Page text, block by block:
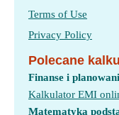
Terms of Use
Privacy Policy
Polecane
Finanse i
Kalkulator EMI
Matematyka